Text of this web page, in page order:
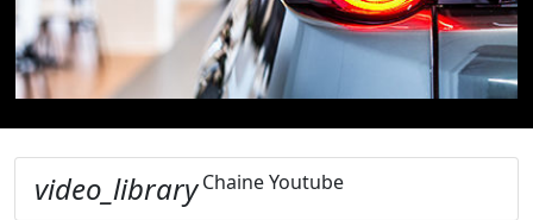
video_libraryChaine Youtube